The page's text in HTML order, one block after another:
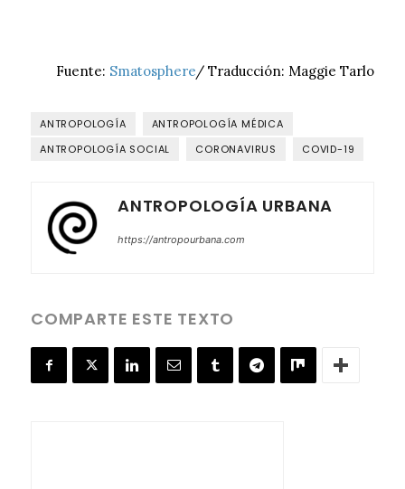
Fuente: Smatosphere/ Traducción: Maggie Tarlo
ANTROPOLOGÍA
ANTROPOLOGÍA MÉDICA
ANTROPOLOGÍA SOCIAL
CORONAVIRUS COVID-19
ANTROPOLOGÍA URBANA
https://antropourbana.com
COMPARTE ESTE TEXTO